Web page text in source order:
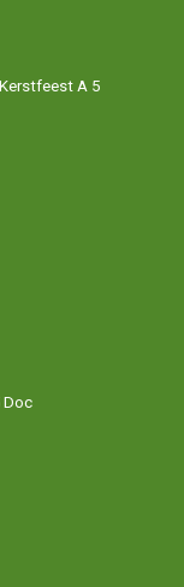
A 5
Doc